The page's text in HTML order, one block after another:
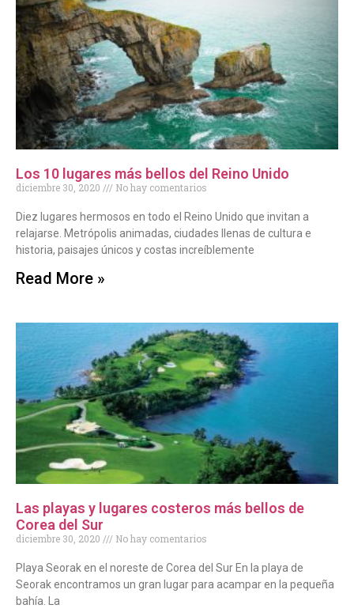
Los 10 lugares más bellos del Reino Unido
diciembre 30, 2020 No hay comentarios
Diez lugares hermosos en todo el Reino Unido que invitan a
relajarse. Metrópolis animadas, ciudades llenas de cultura e
historia, paisajes únicos y costas increíblemente
Read More »
Las playas y lugares costeros más bellos de
Corea del Sur
diciembre 30, 2020 No hay comentarios
Playa Seorak en el noreste de Corea del Sur En la playa de
Seorak encontramos un gran lugar para acampar en la pequeña
bahía. La